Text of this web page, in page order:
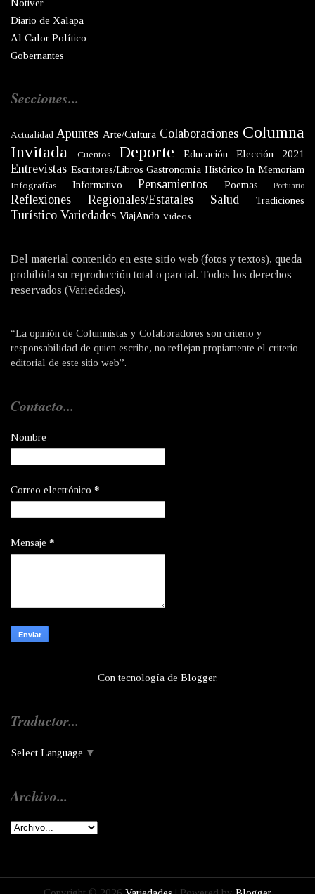
Notiver
Diario de Xalapa
Al Calor Político
Gobernantes
Secciones...
Actualidad Apuntes Arte/Cultura Colaboraciones Columna
Invitada
Cuentos Deporte Educación Elección 2021
Entrevistas Escritores/Libros Gastronomía Histórico In Memoriam
Infografías Informativo Pensamientos Poemas Portuario
Reflexiones Regionales/Estatales Salud Tradiciones
Turístico Variedades ViajAndo Videos
Del material contenido en este sitio web (fotos y textos), queda
prohibida su reproducción total o parcial. Todos los derechos
reservados (Variedades).
“La opinión de Columnistas y Colaboradores son criterio y
responsabilidad de quien escribe, no reflejan propiamente el criterio
editorial de este sitio web”.
Contacto...
Nombre
Correo electrónico *
Mensaje *
Con tecnología de Blogger.
Traductor...
Select Language ▼
Archivo...